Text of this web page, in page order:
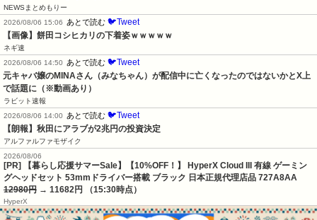
NEWSまとめもりー
2026/08/06 15:06
あとで読む 🐦Tweet
【画像】餅田コシヒカリの下着姿ｗｗｗｗｗ
ネギ速
2026/08/06 14:50
あとで読む 🐦Tweet
元キャバ嬢のMINAさん（みなちゃん）が配信中に亡くなったのではないかとX上
で話題に（※動画あり）
ラビット速報
2026/08/06 14:00
あとで読む 🐦Tweet
【朗報】秋田にアラブが2兆円の投資決定
アルファルファモザイク
2026/08/06
[PR] 【暮らし応援サマーSale】【10%OFF！】 HyperX Cloud III 有線 ゲーミン
グヘッドセット 53mmドライバー搭載 ブラック 日本正規代理店品 727A8AA
12980円 → 11682円 （15:30時点）
HyperX